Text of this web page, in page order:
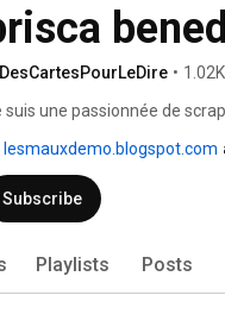
•
suis une passionnée de
lesmauxdemo.blogspot.com
Subscribe
Playlists Posts